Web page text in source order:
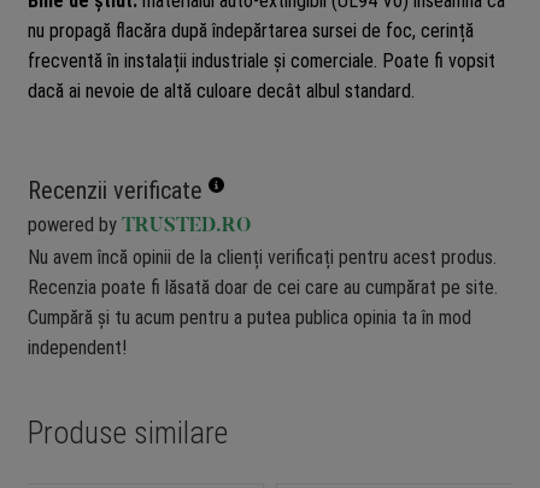
nu propagă flacăra după îndepărtarea sursei de foc, cerință
frecventă în instalații industriale și comerciale. Poate fi vopsit
dacă ai nevoie de altă culoare decât albul standard.
Recenzii verificate
powered by TRUSTED.RO
Nu avem încă opinii de la clienți verificați pentru acest produs.
Recenzia poate fi lăsată doar de cei care au cumpărat pe site.
Cumpără și tu acum pentru a putea publica opinia ta în mod
independent!
Produse similare